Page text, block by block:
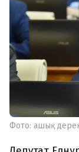
Фото: ашық